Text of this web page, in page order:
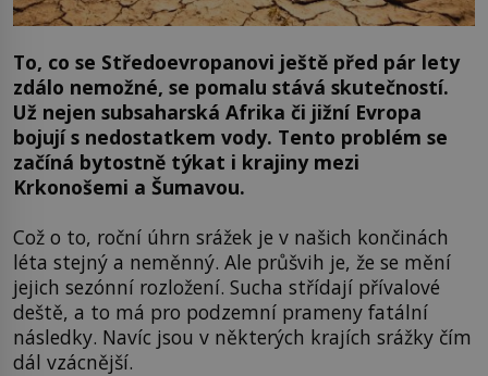
To, co se Středoevropanovi ještě před pár lety
zdálo nemožné, se pomalu stává skutečností.
Už nejen subsaharská Afrika či jižní Evropa
bojují s nedostatkem vody. Tento problém se
začíná bytostně týkat i krajiny mezi
Krkonošemi a Šumavou.
Což o to, roční úhrn srážek je v našich končinách
léta stejný a neměnný. Ale průšvih je, že se mění
jejich sezónní rozložení. Sucha střídají přívalové
deště, a to má pro podzemní prameny fatální
následky. Navíc jsou v některých krajích srážky čím
dál vzácnější.